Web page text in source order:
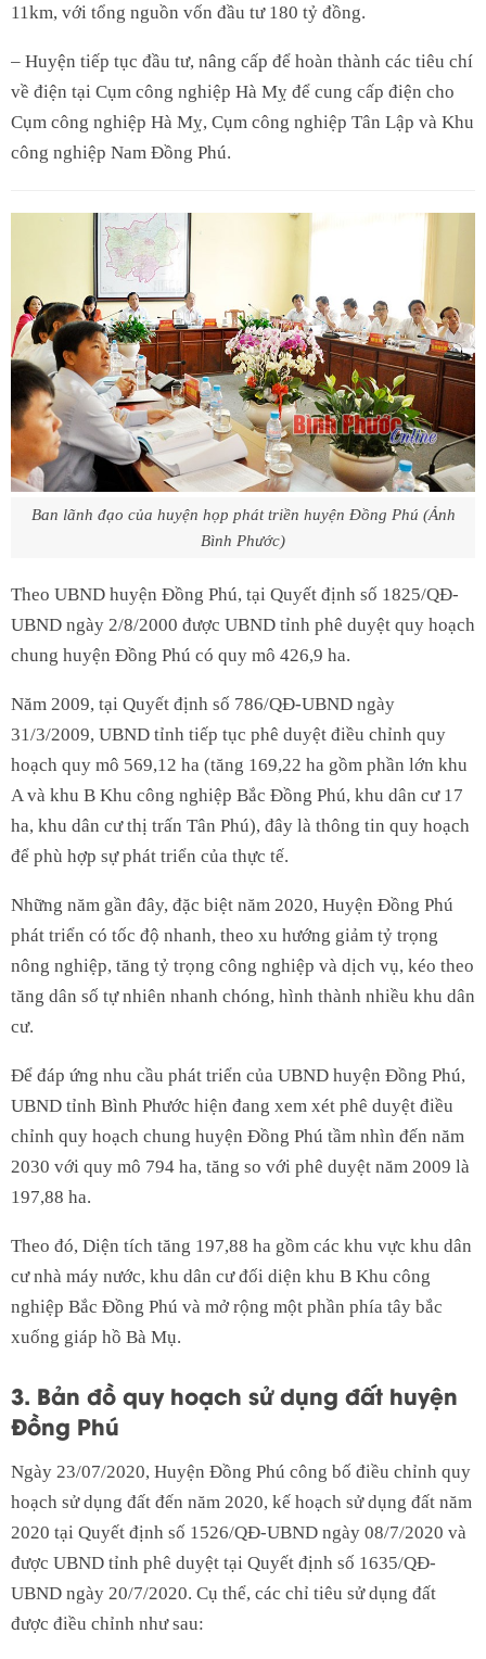
11km, với tổng nguồn vốn đầu tư 180 tỷ đồng.
– Huyện tiếp tục đầu tư, nâng cấp để hoàn thành các tiêu chí
về điện tại Cụm công nghiệp Hà Mỵ để cung cấp điện cho
Cụm công nghiệp Hà Mỵ, Cụm công nghiệp Tân Lập và Khu
công nghiệp Nam Đồng Phú.
Ban lãnh đạo của huyện họp phát triền huyện Đồng Phú (Ảnh
Bình Phước)
Theo UBND huyện Đồng Phú, tại Quyết định số 1825/QĐ-
UBND ngày 2/8/2000 được UBND tỉnh phê duyệt quy hoạch
chung huyện Đồng Phú có quy mô 426,9 ha.
Năm 2009, tại Quyết định số 786/QĐ-UBND ngày
31/3/2009, UBND tỉnh tiếp tục phê duyệt điều chỉnh quy
hoạch quy mô 569,12 ha (tăng 169,22 ha gồm phần lớn khu
A và khu B Khu công nghiệp Bắc Đồng Phú, khu dân cư 17
ha, khu dân cư thị trấn Tân Phú), đây là thông tin quy hoạch
để phù hợp sự phát triển của thực tế.
Những năm gần đây, đặc biệt năm 2020, Huyện Đồng Phú
phát triển có tốc độ nhanh, theo xu hướng giảm tỷ trọng
nông nghiệp, tăng tỷ trọng công nghiệp và dịch vụ, kéo theo
tăng dân số tự nhiên nhanh chóng, hình thành nhiều khu dân
cư.
Để đáp ứng nhu cầu phát triển của UBND huyện Đồng Phú,
UBND tỉnh Bình Phước hiện đang xem xét phê duyệt điều
chỉnh quy hoạch chung huyện Đồng Phú tầm nhìn đến năm
2030 với quy mô 794 ha, tăng so với phê duyệt năm 2009 là
197,88 ha.
Theo đó, Diện tích tăng 197,88 ha gồm các khu vực khu dân
cư nhà máy nước, khu dân cư đối diện khu B Khu công
nghiệp Bắc Đồng Phú và mở rộng một phần phía tây bắc
xuống giáp hồ Bà Mụ.
3. Bản đồ quy hoạch sử dụng đất huyện
Đồng Phú
Ngày 23/07/2020, Huyện Đồng Phú công bố điều chỉnh quy
hoạch sử dụng đất đến năm 2020, kế hoạch sử dụng đất năm
2020 tại Quyết định số 1526/QĐ-UBND ngày 08/7/2020 và
được UBND tỉnh phê duyệt tại Quyết định số 1635/QĐ-
UBND ngày 20/7/2020. Cụ thể, các chỉ tiêu sử dụng đất
được điều chỉnh như sau: